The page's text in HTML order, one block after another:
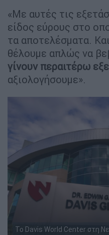
«Με αυτές τις
είδος εύρους στο
τα αποτελέσματα.
θέλουμε απλώς να
γίνουν περαιτέρω
αξιολογήσουμε».
Το Davis World Center στη